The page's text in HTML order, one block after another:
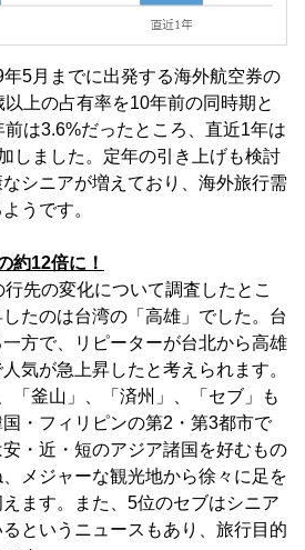
5月までに出発する海外航空券の
上の占有率を10年前の同時期と
は3.6%だったところ、直近1年は
しました。定年の引き上げも検討
シニアが増えており、海外旅行需
うです。
約12倍に！
先の変化について調査したとこ
たのは台湾の「高雄」でした。台
方で、リピーターが台北から高雄
気が急上昇したと考えられます。
「釜山」、「済州」、「セブ」も
・フィリピンの第2・第3都市で
・近・短のアジア諸国を好むもの
メジャーな観光地から徐々に足を
ます。また、5位のセブはシニア
というニュースもあり、旅行目的